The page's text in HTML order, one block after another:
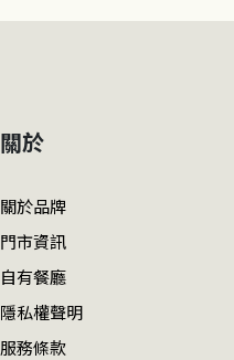
關於
關於品牌
門市資訊
自有餐廳
隱私權聲明
服務條款